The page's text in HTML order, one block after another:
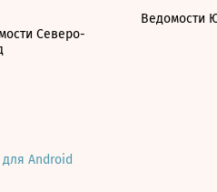
Северо-
Ведомости
для Android